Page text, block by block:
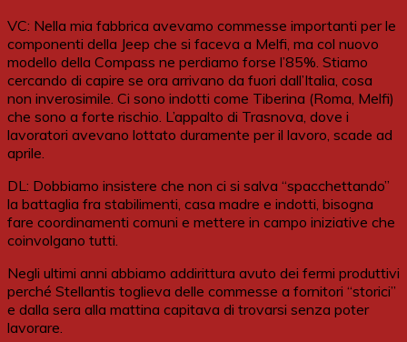
VC: Nella mia fabbrica avevamo commesse importanti per le
componenti della Jeep che si faceva a Melfi, ma col nuovo
modello della Compass ne perdiamo forse l’85%. Stiamo
cercando di capire se ora arrivano da fuori dall’Italia, cosa
non inverosimile. Ci sono indotti come Tiberina (Roma, Melfi)
che sono a forte rischio. L’appalto di Trasnova, dove i
lavoratori avevano lottato duramente per il lavoro, scade ad
aprile.
DL: Dobbiamo insistere che non ci si salva “spacchettando”
la battaglia fra stabilimenti, casa madre e indotti, bisogna
fare coordinamenti comuni e mettere in campo iniziative che
coinvolgano tutti.
Negli ultimi anni abbiamo addirittura avuto dei fermi produttivi
perché Stellantis toglieva delle commesse a fornitori “storici”
e dalla sera alla mattina capitava di trovarsi senza poter
lavorare.